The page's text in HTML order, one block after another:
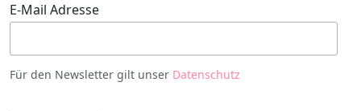
E-Mail Adresse
Für den Newsletter gilt unser Datenschutz